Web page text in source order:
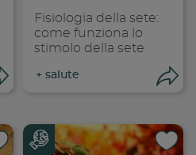
Fisiologia della sete:
come funziona lo
stimolo della sete
+ salute